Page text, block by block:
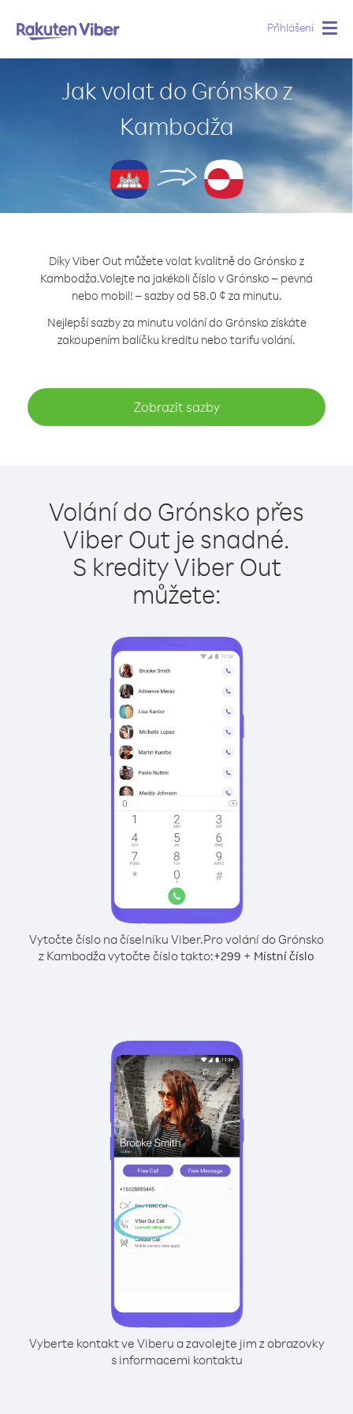
Přihlášení
Jak volat do Grónsko z
Kambodža
Díky Viber Out můžete volat kvalitně do Grónsko z
Kambodža.Volejte na jakékoli číslo v Grónsko – pevná
nebo mobil! – sazby od 58.0 ¢ za minutu.
Nejlepší sazby za minutu volání do Grónsko získáte
zakoupením balíčku kreditu nebo tarifu volání.
Zobrazit sazby
Volání do Grónsko přes
Viber Out je snadné.
S kredity Viber Out
můžete:
Vytočte číslo na číselníku Viber.Pro volání do Grónsko
z Kambodža vytočte číslo takto:+299 + Místní číslo
Vyberte kontakt ve Viberu a zavolejte jim z obrazovky
s informacemi kontaktu